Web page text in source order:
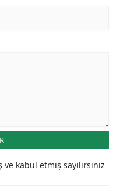
kabul etmiş sayılırsınız